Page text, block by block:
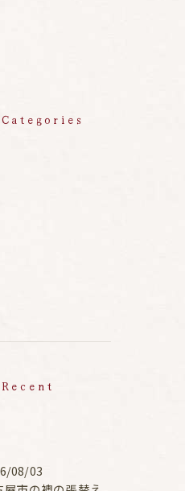
Categories
Recent
08/03